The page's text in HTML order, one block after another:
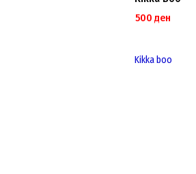
500 ден
Kikka boo